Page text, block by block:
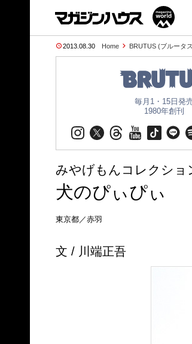
2013.08.30 Home BRUTUS (ブルータ
毎月1・15日発
1980年創刊
みやげもんコレクショ
犬のぴぃぴぃ
東京都／赤羽
文 / 川端正吾